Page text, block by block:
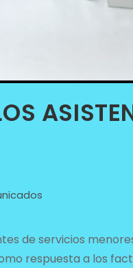
de servicios
respuesta a los